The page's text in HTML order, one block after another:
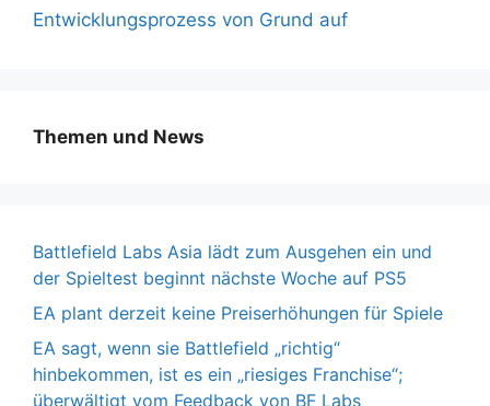
Entwicklungsprozess von Grund auf
Themen und News
Battlefield Labs Asia lädt zum Ausgehen ein und
der Spieltest beginnt nächste Woche auf PS5
EA plant derzeit keine Preiserhöhungen für Spiele
EA sagt, wenn sie Battlefield „richtig“
hinbekommen, ist es ein „riesiges Franchise“;
überwältigt vom Feedback von BF Labs